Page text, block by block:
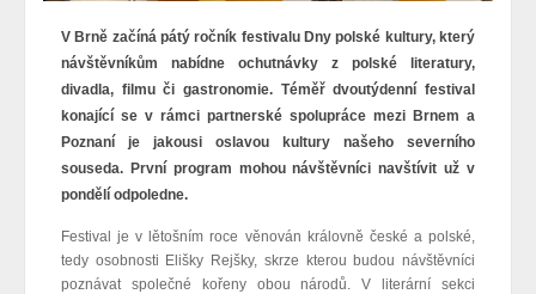
V Brně začíná pátý ročník festivalu Dny polské kultury, který
návštěvníkům nabídne ochutnávky z polské literatury,
divadla, filmu či gastronomie. Téměř dvoutýdenní festival
konající se v rámci partnerské spolupráce mezi Brnem a
Poznaní je jakousi oslavou kultury našeho severního
souseda. První program mohou návštěvníci navštívit už v
pondělí odpoledne.
Festival je v lětošním roce věnován královně české a polské,
tedy osobnosti Elišky Rejšky, skrze kterou budou návštěvníci
poznávat společné kořeny obou národů. V literární sekci